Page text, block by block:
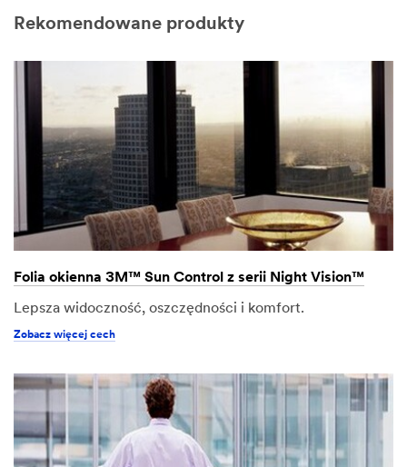
Rekomendowane produkty
Folia okienna 3M™ Sun Control z serii Night Vision™
Lepsza widoczność, oszczędności i komfort.
Zobacz więcej cech